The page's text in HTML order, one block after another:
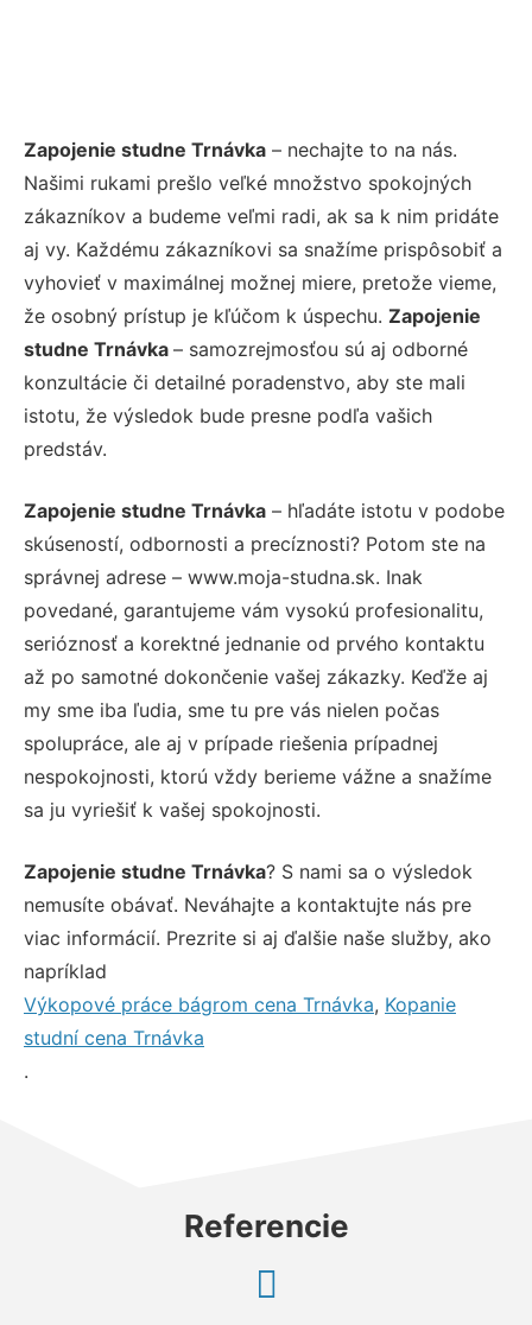
Zapojenie studne Trnávka – nechajte to na nás.
Našimi rukami prešlo veľké množstvo spokojných
zákazníkov a budeme veľmi radi, ak sa k nim pridáte
aj vy. Každému zákazníkovi sa snažíme prispôsobiť a
vyhovieť v maximálnej možnej miere, pretože vieme,
že osobný prístup je kľúčom k úspechu. Zapojenie
studne Trnávka – samozrejmosťou sú aj odborné
konzultácie či detailné poradenstvo, aby ste mali
istotu, že výsledok bude presne podľa vašich
predstáv.
Zapojenie studne Trnávka – hľadáte istotu v podobe
skúseností, odbornosti a precíznosti? Potom ste na
správnej adrese – www.moja-studna.sk. Inak
povedané, garantujeme vám vysokú profesionalitu,
serióznosť a korektné jednanie od prvého kontaktu
až po samotné dokončenie vašej zákazky. Keďže aj
my sme iba ľudia, sme tu pre vás nielen počas
spolupráce, ale aj v prípade riešenia prípadnej
nespokojnosti, ktorú vždy berieme vážne a snažíme
sa ju vyriešiť k vašej spokojnosti.
Zapojenie studne Trnávka? S nami sa o výsledok
nemusíte obávať. Neváhajte a kontaktujte nás pre
viac informácií. Prezrite si aj ďalšie naše služby, ako
napríklad
Výkopové práce bágrom cena Trnávka, Kopanie
studní cena Trnávka
.
Referencie